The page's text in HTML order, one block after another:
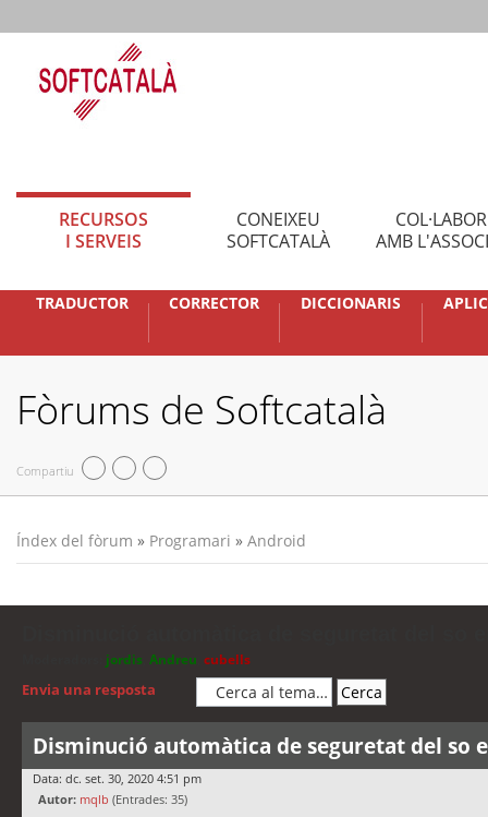
RECURSOS
I SERVEIS
CONEIXEU
SOFTCATALÀ
AMB
TRADUCTOR CORRECTOR DICCIONARIS
Fòrums de Softcatalà
Compartiu
Índex del fòrum » Programari » Android
jordis Andreu cubells
Envia una resposta
Disminució automàtica de seguretat del so
Data: dc. set. 30, 2020 4:51 pm
Autor: mqlb (Entrades: 35)